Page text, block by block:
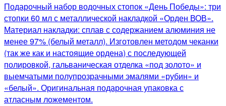
Подарочный набор водочных стопок «День Победы»: три
стопки 60 мл с металлической накладкой «Орден ВОВ».
Материал накладки: сплав с содержанием алюминия не
менее 97% (белый металл). Изготовлен методом чеканки
(так же как и настоящие ордена) с последующей
полировкой, гальваническая отделка «под золото» и
выемчатыми полупрозрачными эмалями «рубин» и
«белый». Оригинальная подарочная упаковка с
атласным ложементом.